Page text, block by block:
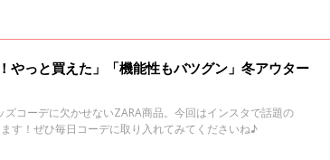
やっと買えた」「機能性もバツグン」冬アウター
コーデに欠かせないZARA商品。今回はインスタで話題の
す！ぜひ毎日コーデに取り入れてみてくださいね♪